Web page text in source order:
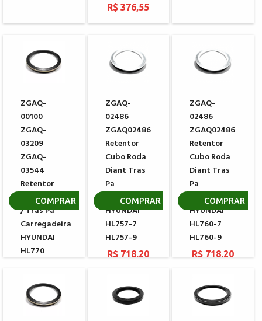
R$ 376,55
ZGAQ-
00100
ZGAQ-
03209
ZGAQ-
03544
Retentor
Cubo Diant
/ Tras Pa
Carregadeira
HYUNDAI
HL770
R$ 687,16
COMPRAR
ZGAQ-
02486
ZGAQ02486
Retentor
Cubo Roda
Diant Tras
Pa
Carregadeira
HYUNDAI
HL757-7
HL757-9
R$ 718,20
COMPRAR
ZGAQ-
02486
ZGAQ02486
Retentor
Cubo Roda
Diant Tras
Pa
Carregadeira
HYUNDAI
HL760-7
HL760-9
R$ 718,20
COMPRAR